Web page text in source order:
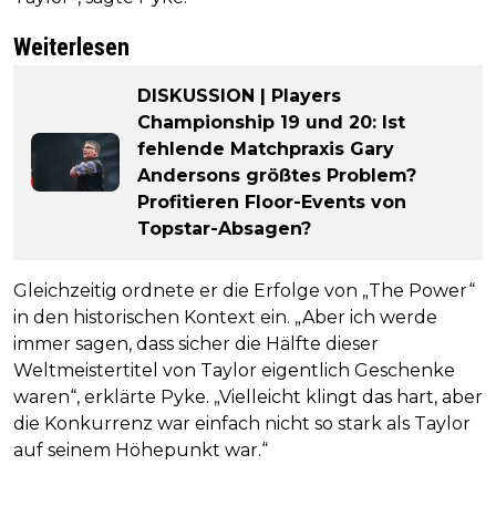
Weiterlesen
DISKUSSION | Players
Championship 19 und 20: Ist
fehlende Matchpraxis Gary
Andersons größtes Problem?
Profitieren Floor-Events von
Topstar-Absagen?
Gleichzeitig ordnete er die Erfolge von „The Power“
in den historischen Kontext ein. „Aber ich werde
immer sagen, dass sicher die Hälfte dieser
Weltmeistertitel von Taylor eigentlich Geschenke
waren“, erklärte Pyke. „Vielleicht klingt das hart, aber
die Konkurrenz war einfach nicht so stark als Taylor
auf seinem Höhepunkt war.“